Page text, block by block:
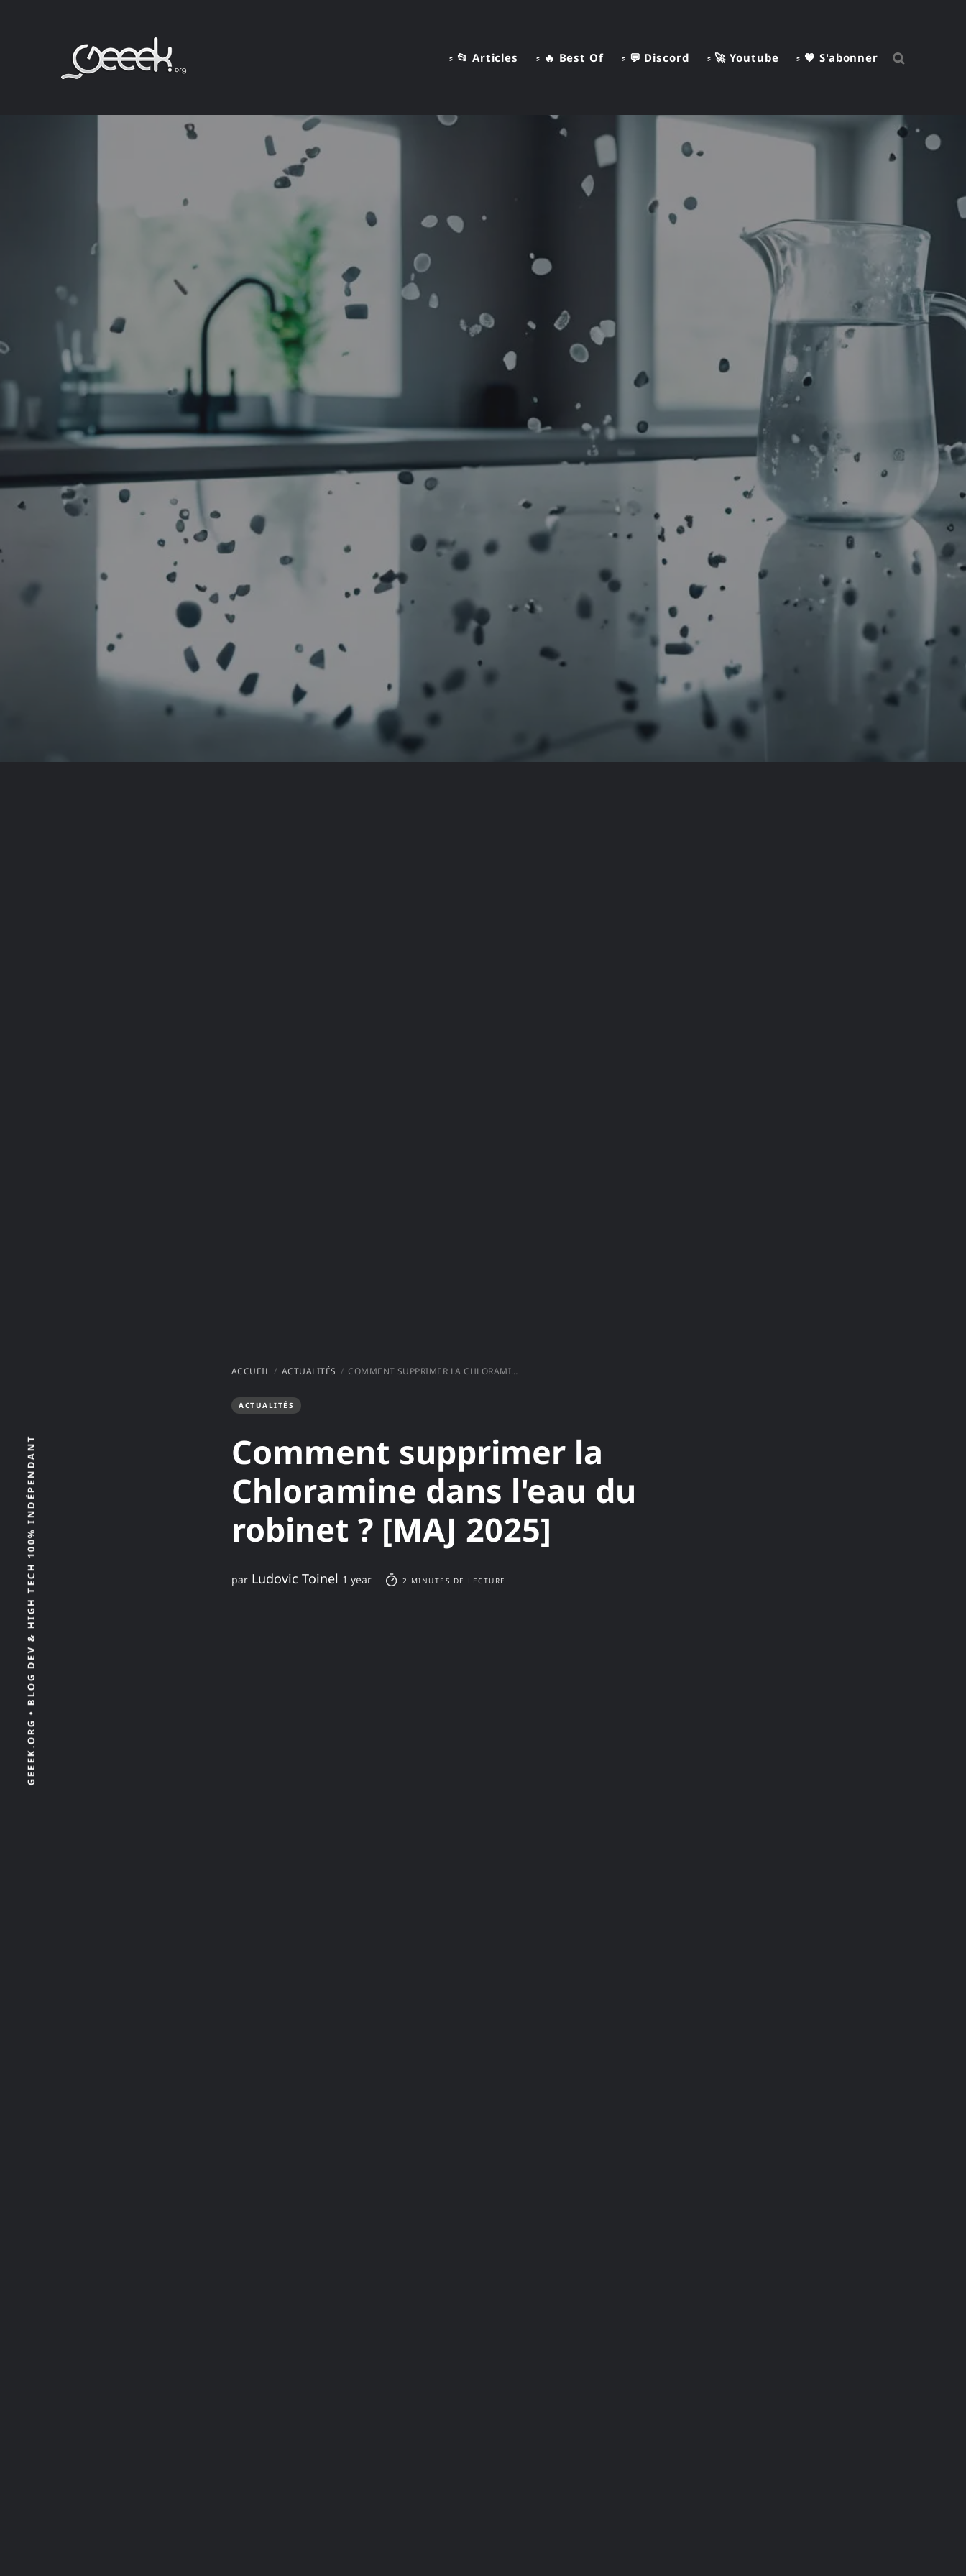
⸗ 📂 Articles ⸗ 🔥 Best Of ⸗ 💬 Discord ⸗ 🚀 Youtube ⸗ 🧡 S'abonner
GEEEK.ORG • BLOG DEV & HIGH TECH 100% INDÉPENDANT
ACCUEIL ACTUALITÉS COMMENT SUPPRIMER LA CHLORAMINE DANS L'EAU DU ROBINET ? [MAJ 2025]
ACTUALITÉS
Comment supprimer la
Chloramine dans l'eau du
robinet ? [MAJ 2025]
par Ludovic Toinel 1 year 2 MINUTES DE LECTURE